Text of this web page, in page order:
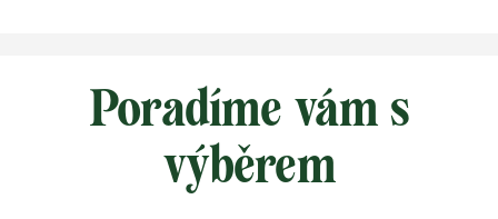
Poradíme vám s
výběrem